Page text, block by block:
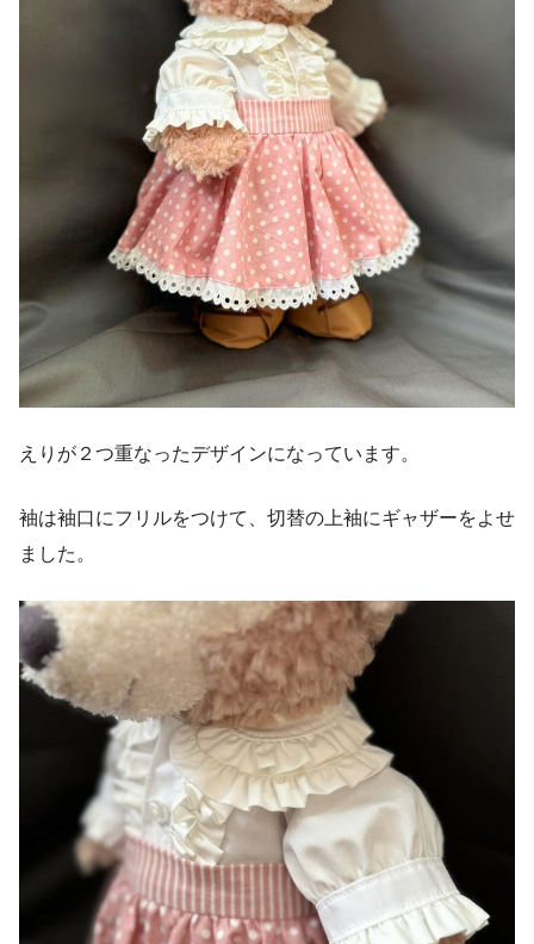
えりが２つ重なったデザインになっています。
袖は袖口にフリルをつけて、切替の上袖にギャザーをよせ
ました。